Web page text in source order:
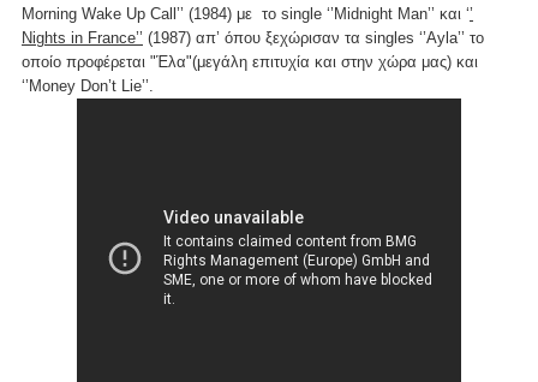
Morning Wake Up Call’’ (1984) με το single ‘’Midnight Man’’ και ‘’
Nights in France’’ (1987) απ’ όπου ξεχώρισαν τα singles ‘’Ayla’’ το
οποίο προφέρεται "Έλα"(μεγάλη επιτυχία και στην χώρα μας) και
‘’Money Don’t Lie’’.